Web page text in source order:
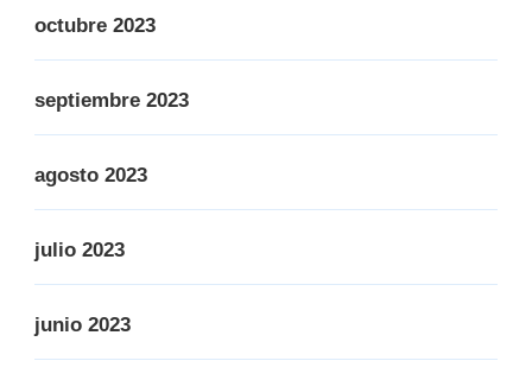
octubre 2023
septiembre 2023
agosto 2023
julio 2023
junio 2023